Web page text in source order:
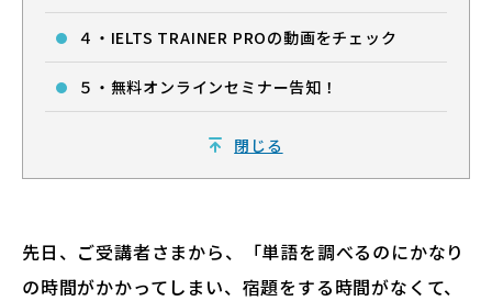
ログイン
４・IELTS TRAINER PROの動画をチェック
５・無料オンラインセミナー告知！
閉じる
先日、ご受講者さまから、「単語を調べるのにかなり
の時間がかかってしまい、宿題をする時間がなくて、